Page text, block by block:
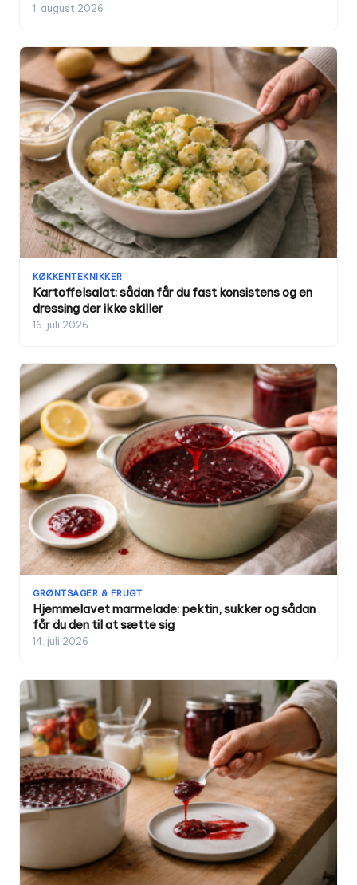
1. august 2026
KØKKENTEKNIKKER
Kartoffelsalat: sådan får du fast konsistens og en
dressing der ikke skiller
16. juli 2026
GRØNTSAGER & FRUGT
Hjemmelavet marmelade: pektin, sukker og sådan
får du den til at sætte sig
14. juli 2026